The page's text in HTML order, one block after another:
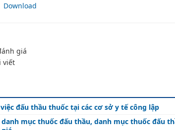
Download
giá
viết
đấu thầu thuốc tại các cơ sở y tế công lập
danh mục thuốc đấu thầu, danh mục thuốc đấu